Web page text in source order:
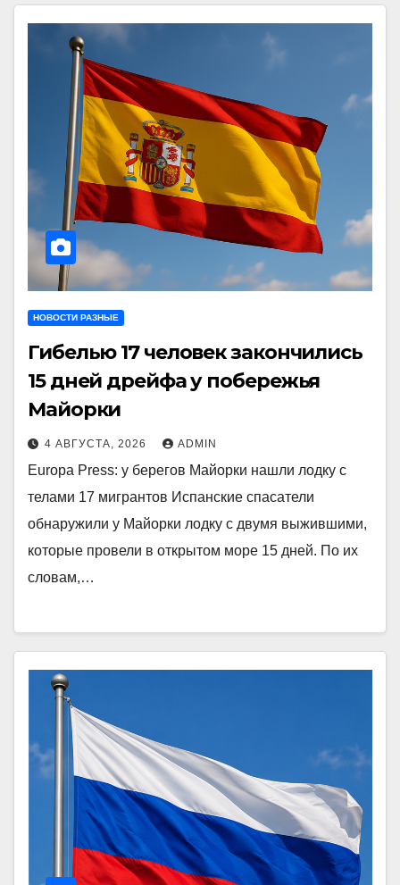
НОВОСТИ РАЗНЫЕ
Гибелью 17 человек закончились
15 дней дрейфа у побережья
Майорки
4 АВГУСТА, 2026 ADMIN
Europa Press: у берегов Майорки нашли лодку с
телами 17 мигрантов Испанские спасатели
обнаружили у Майорки лодку с двумя выжившими,
которые провели в открытом море 15 дней. По их
словам,…